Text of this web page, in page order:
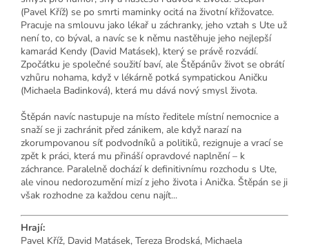
(Pavel Kříž) se po smrti maminky ocitá na životní křižovatce.
Pracuje na smlouvu jako lékař u záchranky, jeho vztah s Ute už
není to, co býval, a navíc se k němu nastěhuje jeho nejlepší
kamarád Kendy (David Matásek), který se právě rozvádí.
Zpočátku je společné soužití baví, ale Štěpánův život se obrátí
vzhůru nohama, když v lékárně potká sympatickou Aničku
(Michaela Badinková), která mu dává nový smysl života.
Štěpán navíc nastupuje na místo ředitele místní nemocnice a
snaží se ji zachránit před zánikem, ale když narazí na
zkorumpovanou síť podvodníků a politiků, rezignuje a vrací se
zpět k práci, která mu přináší opravdové naplnění – k
záchrance. Paralelně dochází k definitivnímu rozchodu s Ute,
ale vinou nedorozumění mizí z jeho života i Anička. Štěpán se ji
však rozhodne za každou cenu najít...
Hrají:
Pavel Kříž, David Matásek, Tereza Brodská, Michaela